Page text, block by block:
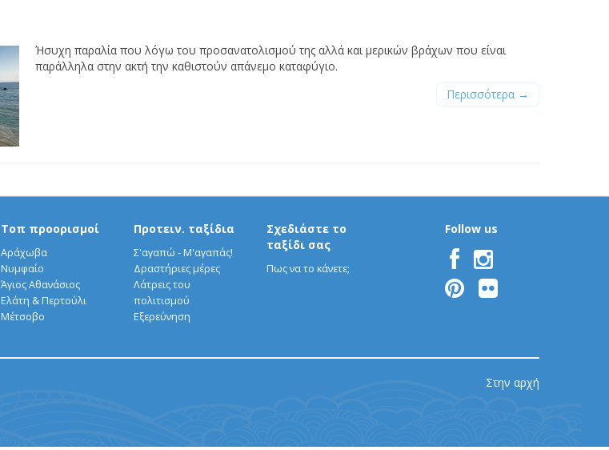
Ήσυχη παραλία που λόγω του προσανατολισμού της αλλά και μερικών βράχων που είναι
παράλληλα στην ακτή την καθιστούν απάνεμο καταφύγιο.
Περισσότερα →
Τοπ προορισμοί
Αράχωβα
Νυμφαίο
Άγιος Αθανάσιος
Ελάτη & Περτούλι
Μέτσοβο
Προτειν. ταξίδια
Σ'αγαπώ - Μ'αγαπάς!
Δραστήριες μέρες
Λάτρεις του
πολιτισμού
Εξερεύνηση
Σχεδιάστε το
ταξίδι σας
Πως να το κάνετε;
Follow us
Στην αρχή